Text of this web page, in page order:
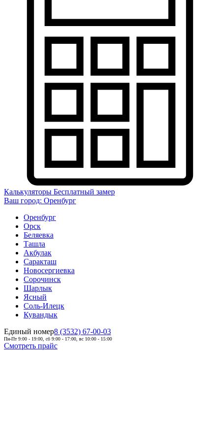
Калькуляторы Бесплатный замер
Ваш город: Оренбург
Оренбург
Орск
Беляевка
Ташла
Акбулак
Саракташ
Новосергиевка
Сорочинск
Шарлык
Ясный
Соль-Илецк
Кувандык
Единый номер8 (3532) 67-00-03
Пн-Пт 9:00 - 19:00, сб 9:00 - 17:00, вс 10:00 - 15:00
Смотреть прайс